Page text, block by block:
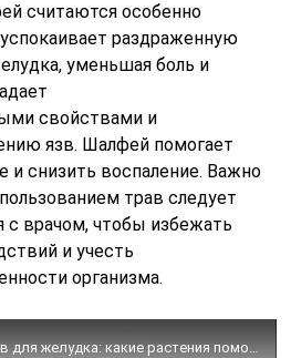
считаются особенно
раздраженную
уменьшая боль и
свойствами и
язв. Шалфей помогает
и снизить воспаление. Важно
трав следует
с врачом, чтобы избежать
и учесть
организма.
Пять самых полезных трав для желудка: какие растения помогут пищеварению. Лечение язвы, гастрита…